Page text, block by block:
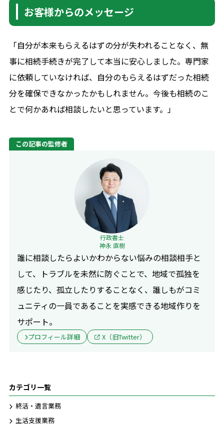
お客様からのメッセージ
「自分が本来もらえるはずの分が失われることなく、無
事に相続手続きが完了して本当に安心しました。専門家
に依頼していなければ、自分のもらえるはずだった相続
分を確保できなかったかもしれません。今後も相続のこ
とで何かあれば相談したいと思っています。」
この記事の監修者
行政書士
神永 直樹
誰に相談したらよいかわからない悩みの相談相手と
して、トラブルを未然に防ぐことで、地域で孤独を
感じたり、孤立したりすることなく、誰しもがコミ
ュニティの一員であることを実感できる地域作りを
サポート。
プロフィール詳細 X（旧Twitter）
カテゴリ一覧
終活・遺言業務
生活支援業務